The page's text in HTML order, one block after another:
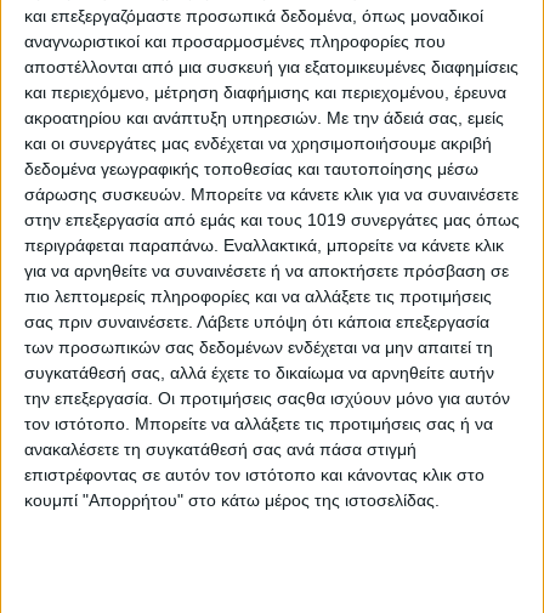
και επεξεργαζόμαστε προσωπικά δεδομένα, όπως μοναδικοί
αναγνωριστικοί και προσαρμοσμένες πληροφορίες που
αποστέλλονται από μια συσκευή για εξατομικευμένες διαφημίσεις
και περιεχόμενο, μέτρηση διαφήμισης και περιεχομένου, έρευνα
ακροατηρίου και ανάπτυξη υπηρεσιών. Με την άδειά σας, εμείς
και οι συνεργάτες μας ενδέχεται να χρησιμοποιήσουμε ακριβή
δεδομένα γεωγραφικής τοποθεσίας και ταυτοποίησης μέσω
σάρωσης συσκευών. Μπορείτε να κάνετε κλικ για να συναινέσετε
στην επεξεργασία από εμάς και τους 1019 συνεργάτες μας όπως
περιγράφεται παραπάνω. Εναλλακτικά, μπορείτε να κάνετε κλικ
για να αρνηθείτε να συναινέσετε ή να αποκτήσετε πρόσβαση σε
πιο λεπτομερείς πληροφορίες και να αλλάξετε τις προτιμήσεις
σας πριν συναινέσετε. Λάβετε υπόψη ότι κάποια επεξεργασία
των προσωπικών σας δεδομένων ενδέχεται να μην απαιτεί τη
συγκατάθεσή σας, αλλά έχετε το δικαίωμα να αρνηθείτε αυτήν
την επεξεργασία. Οι προτιμήσεις σαςθα ισχύουν μόνο για αυτόν
τον ιστότοπο. Μπορείτε να αλλάξετε τις προτιμήσεις σας ή να
ανακαλέσετε τη συγκατάθεσή σας ανά πάσα στιγμή
επιστρέφοντας σε αυτόν τον ιστότοπο και κάνοντας κλικ στο
κουμπί "Απορρήτου" στο κάτω μέρος της ιστοσελίδας.
δείχνουν και οι φωτογραφίες που ακολουθούν.
Εικόνες από τον χώρο του σχολείου που σε λίγες
ημέρες θα υποδεχθεί παιδιά